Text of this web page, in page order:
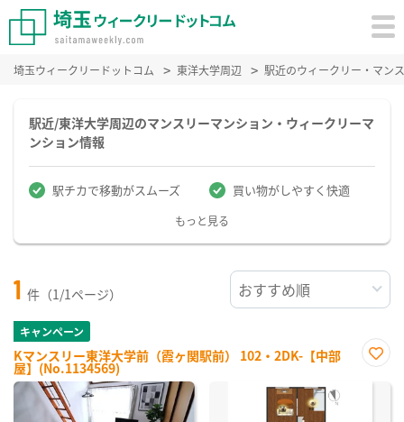
埼玉ウィークリードットコム 東洋大学周辺 駅近のウィークリー・マン
駅近/東洋大学周辺のマンスリーマンション・ウィークリーマ
ンション情報
駅チカで移動がスムーズ 買い物がしやすく快適
もっと見る
1 件（1/1ページ）
キャンペーン
Kマンスリー東洋大学前（霞ヶ関駅前） 102・2DK-【中部
屋】(No.1134569)
に入